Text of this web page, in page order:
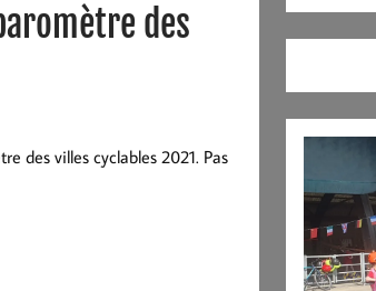
des
des villes cyclables 2021. Pas